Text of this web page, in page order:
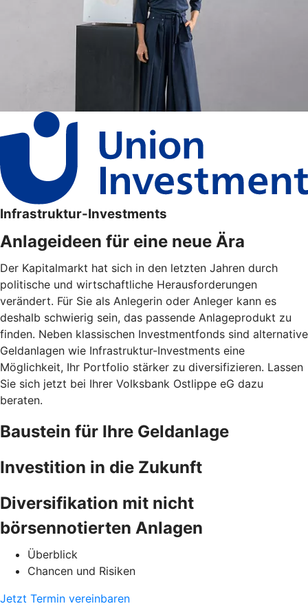
Infrastruktur-Investments
Anlageideen für eine neue Ära
Der Kapitalmarkt hat sich in den letzten Jahren durch
politische und wirtschaftliche Herausforderungen
verändert. Für Sie als Anlegerin oder Anleger kann es
deshalb schwierig sein, das passende Anlageprodukt zu
finden. Neben klassischen Investmentfonds sind alternative
Geldanlagen wie Infrastruktur-Investments eine
Möglichkeit, Ihr Portfolio stärker zu diversifizieren. Lassen
Sie sich jetzt bei Ihrer Volksbank Ostlippe eG dazu
beraten.
Baustein für Ihre Geldanlage
Investition in die Zukunft
Diversifikation mit nicht
börsennotierten Anlagen
Überblick
Chancen und Risiken
Jetzt Termin vereinbaren